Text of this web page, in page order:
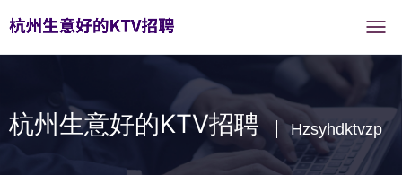
杭州生意好的KTV招聘 Hzsyhdktvzp